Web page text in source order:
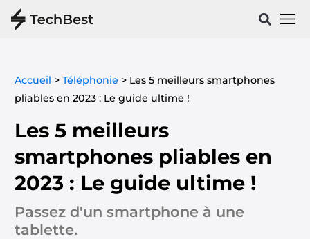
Accueil > Téléphonie > Les 5 meilleurs smartphones
pliables en 2023 : Le guide ultime !
Les 5 meilleurs
smartphones pliables en
2023 : Le guide ultime !
Passez d'un smartphone à une
tablette.